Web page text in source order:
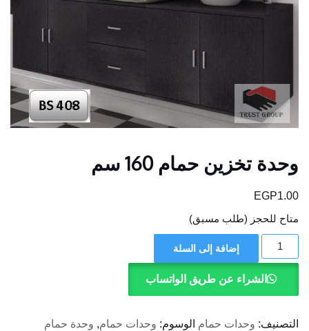
وحدة تخزين حمام 160 سم
EGP1.00
متاح للحجز (طلب مسبق)
كمية
وحدة
تخزين
حمام
إضافة إلى السلة
الشراء عن طريق الواتساب
التصنيف: وحدات حمام الوسوم: وحدات حمام, وحدة حمام